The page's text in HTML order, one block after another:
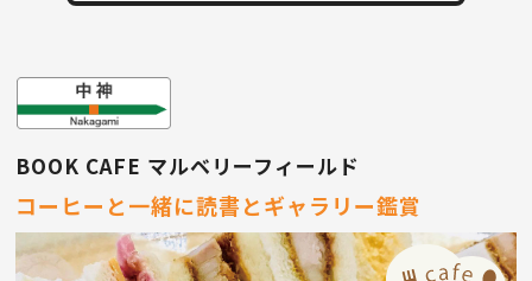
BOOK CAFE マルベリーフィールド
コーヒーと一緒に読書とギャラリー鑑賞